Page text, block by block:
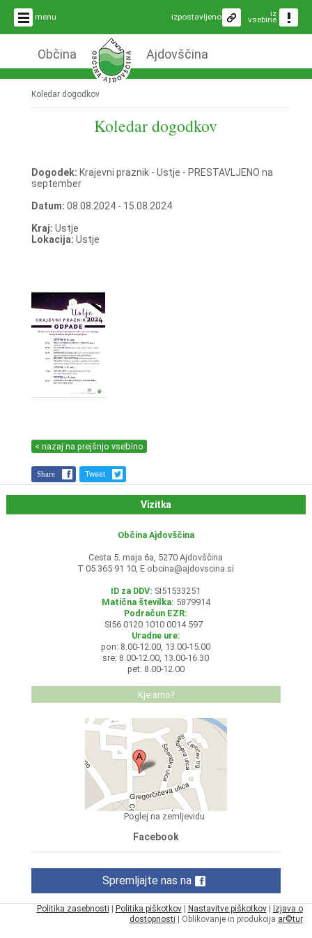
menu iz
vsebine
izpostavljeno
Občina Ajdovščina
Koledar dogodkov
Koledar dogodkov
Dogodek: Krajevni praznik - Ustje - PRESTAVLJENO na
september
Datum: 08.08.2024 - 15.08.2024
Kraj: Ustje
Lokacija: Ustje
< nazaj na prejšnjo vsebino
Share Tweet
Vizitka
Občina Ajdovščina
Cesta 5. maja 6a, 5270 Ajdovščina
T 05 365 91 10, E obcina@ajdovscina.si
ID za DDV: SI51533251
Matična številka: 5879914
Podračun EZR:
SI56 0120 1010 0014 597
Uradne ure:
pon: 8.00-12.00, 13.00-15.00
sre: 8.00-12.00, 13.00-16.30
pet: 8.00-12.00
Kje smo?
Poglej na zemljevidu
Facebook
Spremljajte nas na
Politika zasebnosti | Politika piškotkov| Nastavitve piškotkov| Izjava o
dostopnosti | Oblikovanje in produkcija ar©tur